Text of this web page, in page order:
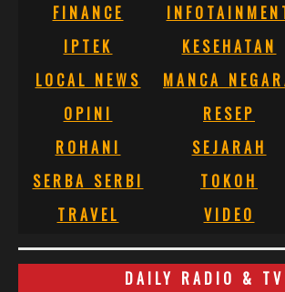
FINANCE
IPTEK
KESEHATAN
LOCAL NEWS
MANCA
OPINI
RESEP
ROHANI
SEJARAH
SERBA SERBI
TOKOH
TRAVEL
VIDEO
DAILY RADIO & TV